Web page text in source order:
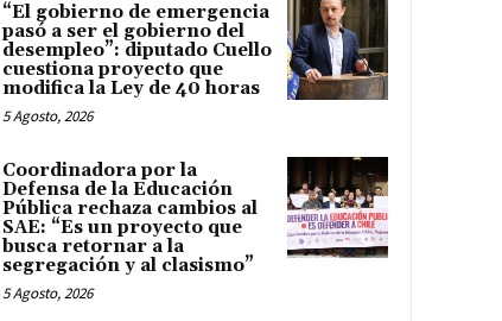
“El gobierno de emergencia
pasó a ser el gobierno del
desempleo”: diputado Cuello
cuestiona proyecto que
modifica la Ley de 40 horas
5 Agosto, 2026
Coordinadora por la
Defensa de la Educación
Pública rechaza cambios al
SAE: “Es un proyecto que
busca retornar a la
segregación y al clasismo”
5 Agosto, 2026